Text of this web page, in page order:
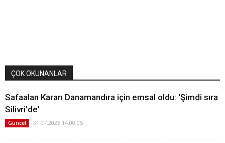
ÇOK OKUNANLAR
Safaalan Kararı Danamandıra için emsal oldu: 'Şimdi sıra
Silivri'de'
Güncel 31.07.2026 14:00:05